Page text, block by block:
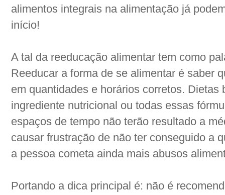
alimentos integrais na alimentação já
início!
A tal da reeducação alimentar tem como
Reeducar a forma de se alimentar é saber
em quantidades e horários corretos. Dietas
ingrediente nutricional ou todas essas
espaços de tempo não terão resultado a
causar frustração de não ter conseguido a
a pessoa cometa ainda mais abusos
Portando a dica principal é: não é